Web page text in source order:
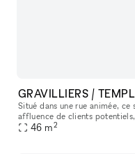
GRAVILLIERS /
Situé dans une rue animée,
affluence de clients
et du retail. Sa polyvalence
46 m2